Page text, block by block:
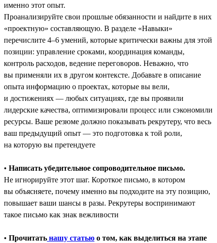
именно этот опыт.
Проанализируйте свои прошлые обязанности и найдите в них
«проектную» составляющую. В разделе «Навыки»
перечислите 4–6 умений, которые критически важны для этой
позиции: управление сроками, координация команды,
контроль расходов, ведение переговоров. Неважно, что
вы применяли их в другом контексте. Добавьте в описание
опыта информацию о проектах, которые вы вели,
и достижениях ― любых ситуациях, где вы проявили
лидерские качества, оптимизировали процесс или сэкономили
ресурсы. Ваше резюме должно показывать рекрутеру, что весь
ваш предыдущий опыт — это подготовка к той роли,
на которую вы претендуете
• Написать убедительное сопроводительное письмо.
Не игнорируйте этот шаг. Короткое письмо, в котором
вы объясняете, почему именно вы подходите на эту позицию,
повышает ваши шансы в разы. Рекрутеры воспринимают
такое письмо как знак вежливости
• Прочитать нашу статью о том, как выделиться на этапе